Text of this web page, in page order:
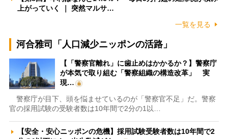
上がっていく ｜ 突然マルサ…
一覧を見る
河合雅司「人口減少ニッポンの活路」
【「警察官離れ」に歯止めはかかるか？】警察庁
が本気で取り組む「警察組織の構造改革」 実
現…
警察庁が目下、頭を悩ませているのが「警察官不足」だ。警察
官の採用試験の受験者数は10年間で2分の1以…
【安全・安心ニッポンの危機】採用試験受験者数は10年間で2